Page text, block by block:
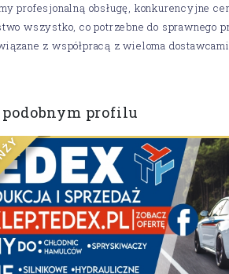
profesjonalną obsługę, konkurencyjne
wszystko, co potrzebne do
z współpracą z wieloma
profilu
Ż
Y